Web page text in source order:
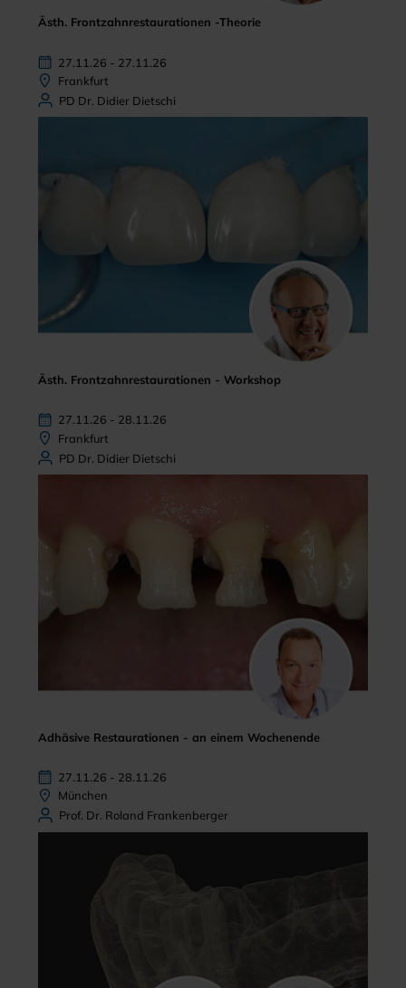
Ästh. Frontzahnrestaurationen -Theorie
27.11.26 - 27.11.26
Frankfurt
PD Dr. Didier Dietschi
Ästh. Frontzahnrestaurationen - Workshop
27.11.26 - 28.11.26
Frankfurt
PD Dr. Didier Dietschi
Adhäsive Restaurationen - an einem Wochenende
27.11.26 - 28.11.26
München
Prof. Dr. Roland Frankenberger